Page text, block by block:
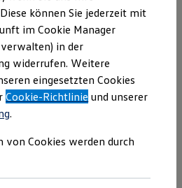
und Gebrauchtwagen
Zertifizierte Gebrauchtwagen
bei Gebrauchtwagen
Seite ist die Autohaus Eihusen &
& Rechtliches)
können Sie jederzeit mit
im Cookie Manager
in der
widerrufen. Weitere
eingesetzten Cookies
Cookie-Richtlinie und unserer
.
von Cookies werden durch